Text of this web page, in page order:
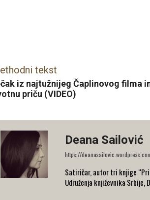
tekst
iz najtužnijeg Čaplinovog filma
priču (VIDEO)
Deana Sailović
https://
Satiričar, autor tri knjige
Udruženja književnika